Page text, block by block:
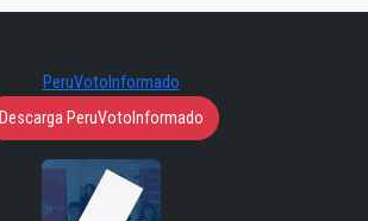
Descarga PeruVotoInformado